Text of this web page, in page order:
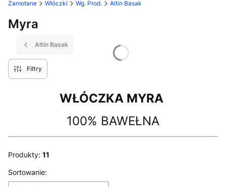
Zamotane Włóczki Wg. Prod. Altin Basak
Myra
Altin Basak
Filtry
WŁÓCZKA MYRA
100% BAWEŁNA
Produkty: 11
Lista produktów
Sortowanie: